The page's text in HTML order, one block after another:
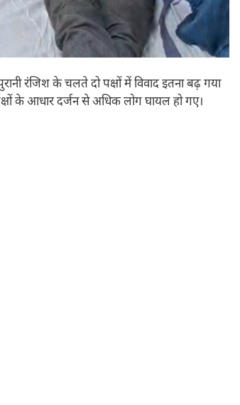
रंजिश के चलते दो पक्षों में विवाद इतना बढ़ गया
के आधार दर्जन से अधिक लोग घायल हो गए।